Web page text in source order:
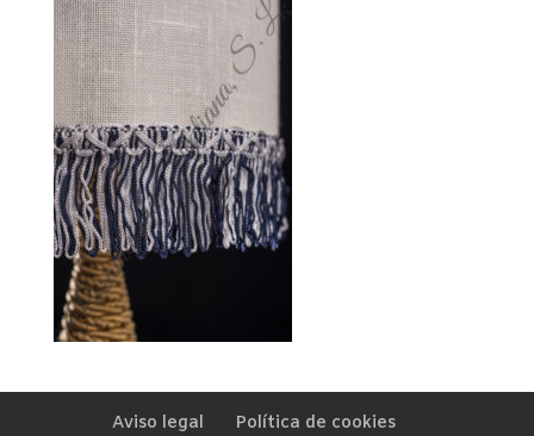
Aviso legal Política de cookies